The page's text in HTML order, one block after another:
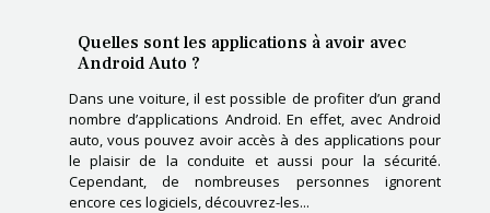
Quelles sont les applications à avoir avec
Android Auto ?
Dans une voiture, il est possible de profiter d’un grand
nombre d’applications Android. En effet, avec Android
auto, vous pouvez avoir accès à des applications pour
le plaisir de la conduite et aussi pour la sécurité.
Cependant, de nombreuses personnes ignorent
encore ces logiciels, découvrez-les...